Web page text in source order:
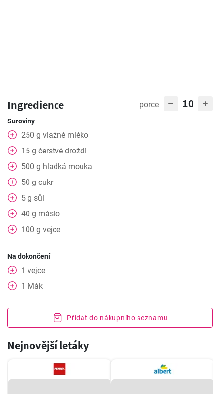
Ingredience porce 10
Suroviny
250 g vlažné mléko
15 g čerstvé droždí
500 g hladká mouka
50 g cukr
5 g sůl
40 g máslo
100 g vejce
Na dokončení
1 vejce
1 Mák
Přidat do nákupního seznamu
Nejnovější letáky